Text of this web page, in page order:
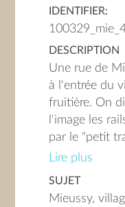
IDENTIFIER:
DESCRIPTION
Une rue de
à l'entrée du
fruitière. On
l'image les
par le "petit
ferLire plus
SUJET
Mieussy,